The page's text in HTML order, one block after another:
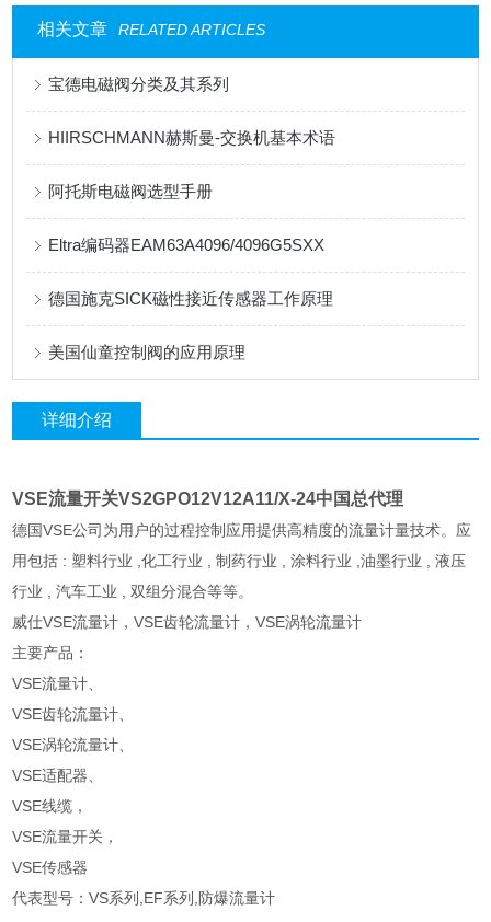
相关文章 RELATED ARTICLES
宝德电磁阀分类及其系列
HIIRSCHMANN赫斯曼-交换机基本术语
阿托斯电磁阀选型手册
Eltra编码器EAM63A4096/4096G5SXX
德国施克SICK磁性接近传感器工作原理
美国仙童控制阀的应用原理
详细介绍
VSE流量开关VS2GPO12V12A11/X-24中国总代理
德国VSE公司为用户的过程控制应用提供高精度的流量计量技术。应
用包括 : 塑料行业 ,化工行业 , 制药行业 , 涂料行业 ,油墨行业 , 液压
行业 , 汽车工业 , 双组分混合等等。
威仕VSE流量计，VSE齿轮流量计，VSE涡轮流量计
主要产品：
VSE流量计、
VSE齿轮流量计、
VSE涡轮流量计、
VSE适配器、
VSE线缆，
VSE流量开关，
VSE传感器
代表型号：VS系列,EF系列,防爆流量计